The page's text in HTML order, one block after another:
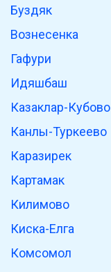
Буздяк
Вознесенка
Гафури
Идяшбаш
Казаклар-Кубово
Канлы-Туркеево
Каразирек
Картамак
Килимово
Киска-Елга
Комсомол